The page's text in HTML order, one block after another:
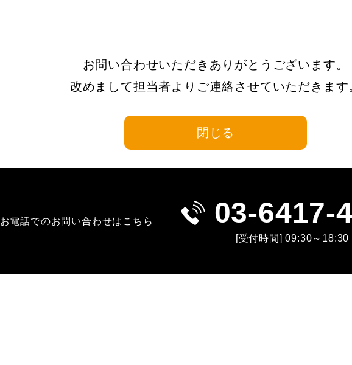
お問い合わせいただきありがとうございます。
改めまして担当者よりご連絡させていただきます
閉じる
お電話でのお問い合わせはこちら 03-6417-
[受付時間] 09:30～18:30